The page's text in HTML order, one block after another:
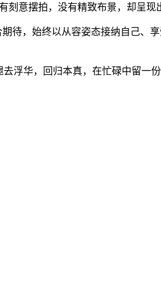
刻意摆拍，没有精致布景，却呈
待，始终以从容姿态接纳自己、
华，回归本真，在忙碌中留一